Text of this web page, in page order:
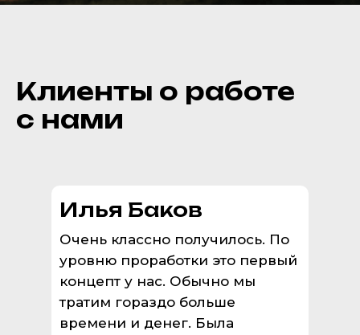
Клиенты о работе
с нами
Илья Баков
Очень классно получилось. По
уровню проработки это первый
концепт у нас. Обычно мы
тратим гораздо больше
времени и денег. Была